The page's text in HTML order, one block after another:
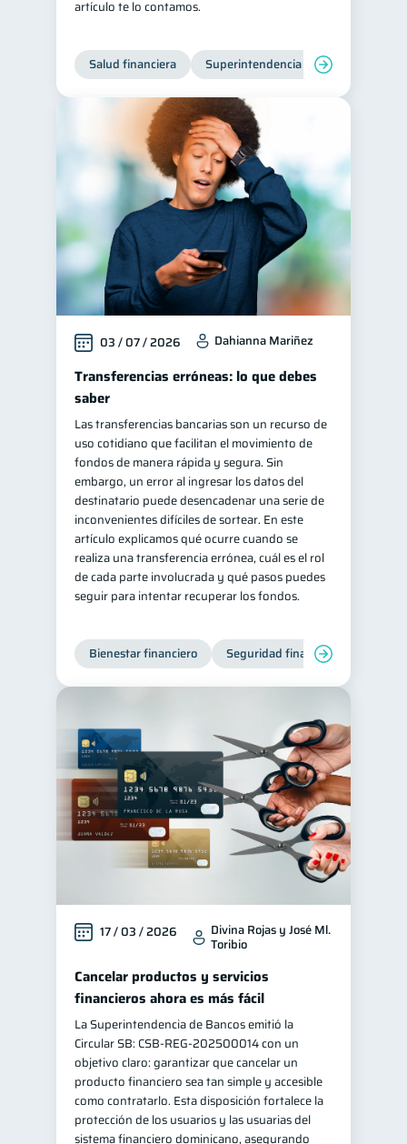
artículo te lo contamos.
Salud financiera Superintendencia de Bancos
03 / 07 / 2026 Dahianna Mariñez
Transferencias erróneas: lo que debes
saber
Las transferencias bancarias son un recurso de
uso cotidiano que facilitan el movimiento de
fondos de manera rápida y segura. Sin
embargo, un error al ingresar los datos del
destinatario puede desencadenar una serie de
inconvenientes difíciles de sortear. En este
artículo explicamos qué ocurre cuando se
realiza una transferencia errónea, cuál es el rol
de cada parte involucrada y qué pasos puedes
seguir para intentar recuperar los fondos.
Bienestar financiero Seguridad financiera
17 / 03 / 2026 Divina Rojas y José Ml.
Toribio
Cancelar productos y servicios
financieros ahora es más fácil
La Superintendencia de Bancos emitió la
Circular SB: CSB‑REG‑202500014 con un
objetivo claro: garantizar que cancelar un
producto financiero sea tan simple y accesible
como contratarlo. Esta disposición fortalece la
protección de los usuarios y las usuarias del
sistema financiero dominicano, asegurando